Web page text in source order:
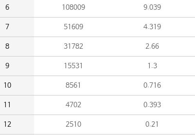
6 108009 9.039
7 51609 4.319
8 31782 2.66
9 15531 1.3
10 8561 0.716
11 4702 0.393
12 2510 0.21